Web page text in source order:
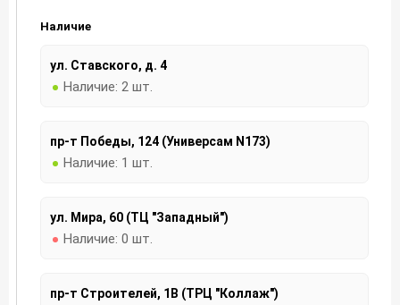
Наличие
ул. Ставского, д. 4
Наличие: 2 шт.
пр-т Победы, 124 (Универсам N173)
Наличие: 1 шт.
ул. Мира, 60 (ТЦ "Западный")
Наличие: 0 шт.
пр-т Строителей, 1В (ТРЦ "Коллаж")